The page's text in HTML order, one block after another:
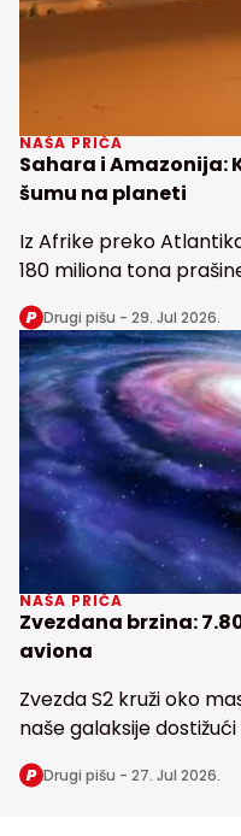
NAŠA PRIČA
Sahara i Amazonija:
šumu na planeti
Iz Afrike preko
180 miliona tona
snabdeva fosforom
Zemlji
Drugi pišu - 29. Jul 2026.
NAŠA PRIČA
Zvezdana brzina:
aviona
Zvezda S2 kruži oko
naše galaksije
sekundi
Drugi pišu - 27. Jul 2026.